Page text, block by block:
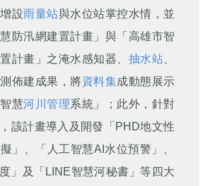
設雨量站與水位站掌控水情，並
防汛網建置計畫」與「高雄市智
計畫」之淹水感知器、 抽水站
佈建成果，將資料集成動態展示
智慧河川管理系統」；此外，針對
該計畫導入及開發「PHD地文性
」、「人工智慧AI水位預警」、
」及「LINE智慧河秘書」等四大